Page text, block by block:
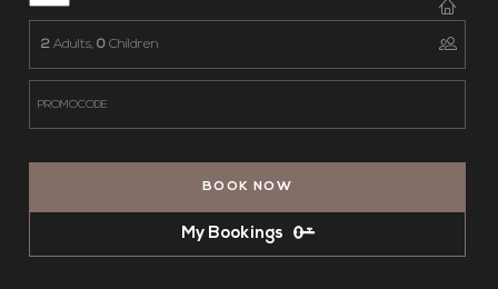
2 Adults, 0 Children
BOOK NOW
My Bookings